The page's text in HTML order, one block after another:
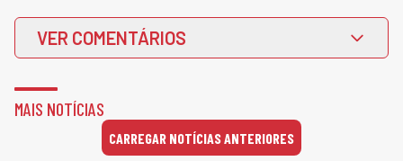
VER COMENTÁRIOS
MAIS NOTÍCIAS
CARREGAR NOTÍCIAS ANTERIORES